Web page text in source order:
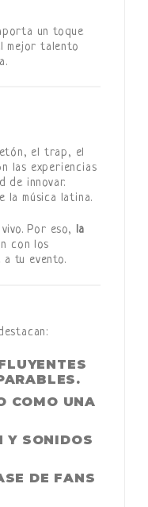
un toque
mejor talento
el trap, el
las experiencias
de innovar.
la música latina.
Por eso, la
con los
tu evento.
COMO UNA
Y SONIDOS
DE FANS